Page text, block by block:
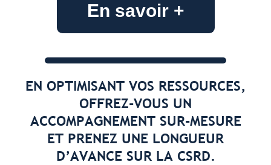
En savoir +
EN OPTIMISANT VOS RESSOURCES,
OFFREZ-VOUS UN
ACCOMPAGNEMENT SUR-MESURE
ET PRENEZ UNE LONGUEUR
D’AVANCE SUR LA CSRD.